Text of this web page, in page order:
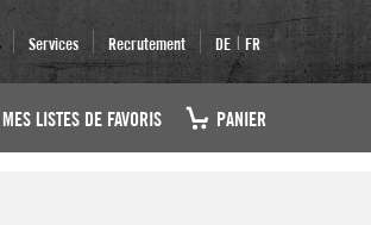
Services Recrutement DE | FR
MES LISTES DE FAVORIS PANIER